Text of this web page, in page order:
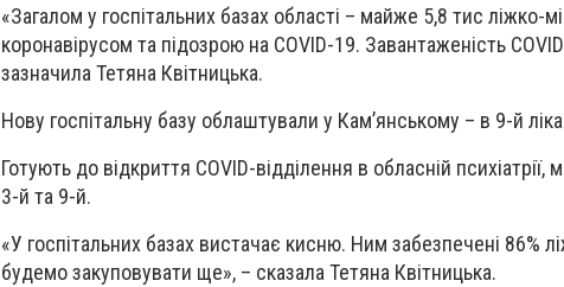
«Загалом у госпітальних базах області – майже 5,8 тис ліжко-
коронавірусом та підозрою на COVID-19. Завантаженість
зазначила Тетяна Квітницька.
Нову госпітальну базу облаштували у Кам’янському – в 9-й
Готують до відкриття COVID-відділення в обласній психіатрії,
3-й та 9-й.
«У госпітальних базах вистачає кисню. Ним забезпечені 86%
будемо закуповувати ще», – сказала Тетяна Квітницька.